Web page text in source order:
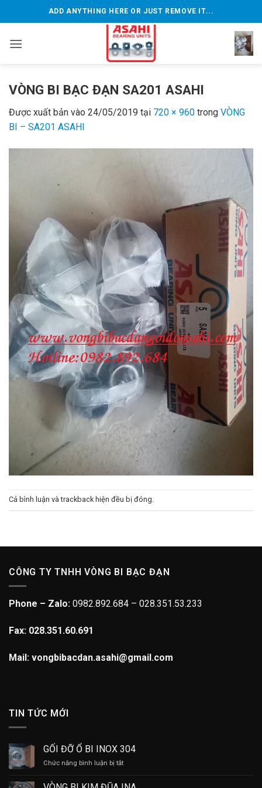
qua
dung
ADD ANYTHING HERE OR JUST REMOVE IT...
VÒNG BI BẠC ĐẠN SA201 ASAHI
Được xuất bản vào 24/05/2019 tại 720 × 960 trong VÒNG
BI – SA201 ASAHI
Cả bình luận và trackback hiện đều bị đóng.
CÔNG TY TNHH VÒNG BI BẠC ĐẠN
Phone – Zalo: 0982.892.684 – 028.351.53.233
Fax: 028.351.60.691
Mail: vongbibacdan.asahi@gmail.com
TIN TỨC MỚI
GỐI ĐỠ Ổ BI INOX 304
Chức năng bình luận bị tắtở
ĐỠ